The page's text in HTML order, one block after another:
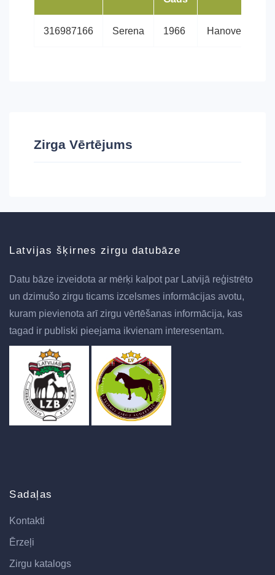
316987166 Serena 1966 Hanoveras
Zirga Vērtējums
Latvijas šķirnes zirgu datubāze
Datu bāze izveidota ar mērķi kalpot par Latvijā reģistrēto
un dzimušo zirgu ticams izcelsmes informācijas avotu,
kuram pievienota arī zirgu vērtēšanas informācija, kas
tagad ir publiski pieejama ikvienam interesentam.
Sadaļas
Kontakti
Ērzeļi
Zirgu katalogs